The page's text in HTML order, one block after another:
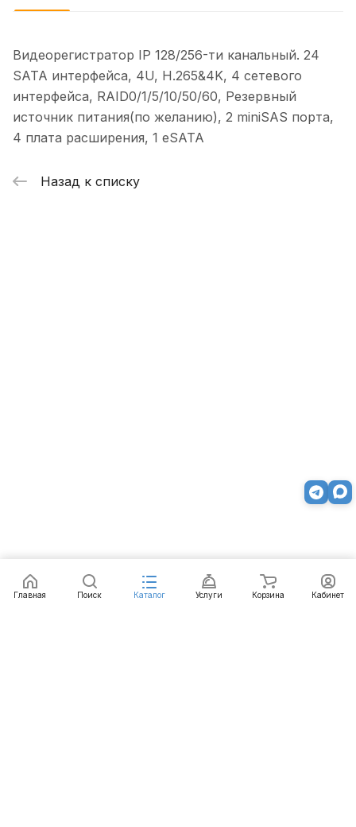
Заказать
Видеорегистратор IP 128/256-ти канальный. 24
SATA интерфейса, 4U, H.265&4K, 4 сетевого
интерфейса, RAID0/1/5/10/50/60, Резервный
источник питания(по желанию), 2 miniSAS порта,
4 плата расширения, 1 eSATA
Назад к списку
Главная Поиск Каталог Услуги Корзина Кабинет